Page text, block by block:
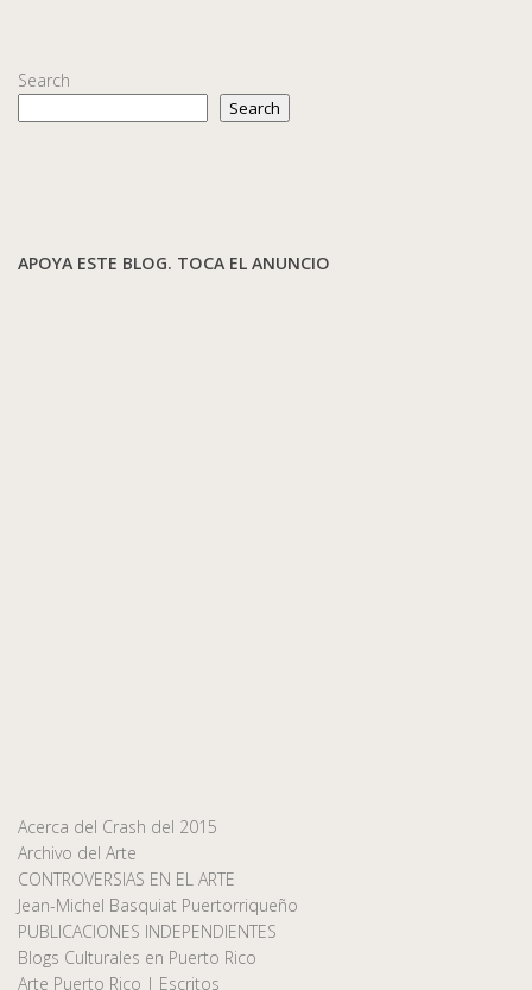
Search
Search
APOYA ESTE BLOG. TOCA EL ANUNCIO
Acerca del Crash del 2015
Archivo del Arte
CONTROVERSIAS EN EL ARTE
Jean-Michel Basquiat Puertorriqueño
PUBLICACIONES INDEPENDIENTES
Blogs Culturales en Puerto Rico
Arte Puerto Rico | Escritos